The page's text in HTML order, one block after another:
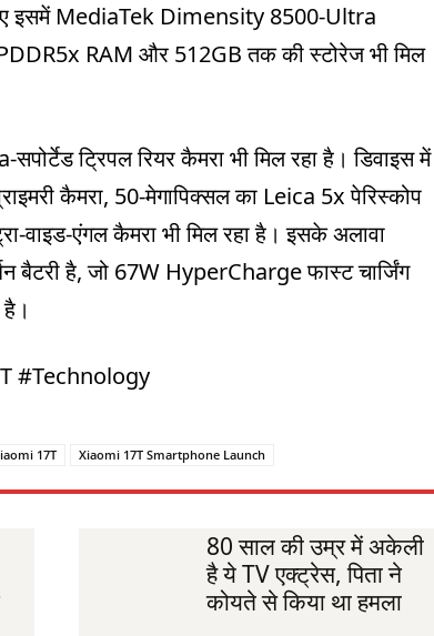
इसमें MediaTek Dimensity 8500-Ultra
RAM और 512GB तक की स्टोरेज भी मिल
ट्रिपल रियर कैमरा भी मिल रहा है। डिवाइस में
कैमरा, 50-मेगापिक्सल का Leica 5x पेरिस्कोप
वाइड-एंगल कैमरा भी मिल रहा है। इसके अलावा
बैटरी है, जो 67W HyperCharge फास्ट चार्जिंग
#Technology
17T Xiaomi 17T Smartphone Launch
80 साल की उम्र में अकेली
है ये TV एक्ट्रेस, पिता ने
कोयते से किया था हमला